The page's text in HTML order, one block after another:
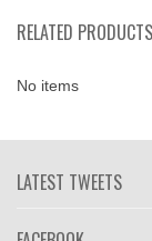
RELATED PRODUCTS
No items
LATEST TWEETS